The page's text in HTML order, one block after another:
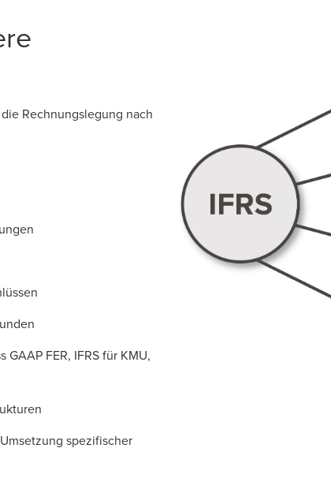
Rechnungslegung nach
FER, IFRS für KMU,
spezifischer